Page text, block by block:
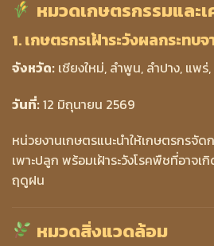
หมวดเกษตรกรรมและ
1. เกษตรกรเฝ้าระวังผลกระทบ
จังหวัด: เชียงใหม่, ลำพูน, ลำปาง, แพร่,
วันที่: 12 มิถุนายน 2569
หน่วยงานเกษตรแนะนำให้เกษตรกรจัด
เพาะปลูก พร้อมเฝ้าระวังโรคพืชที่อาจเ
ฤดูฝน
หมวดสิ่งแวดล้อม